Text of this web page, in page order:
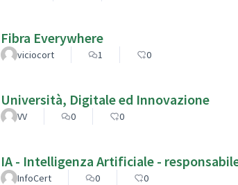
Fibra Everywhere
viciocort 1 0
Università, Digitale ed Innovazione
VV 0 0
IA - Intelligenza Artificiale -
InfoCert 0 0